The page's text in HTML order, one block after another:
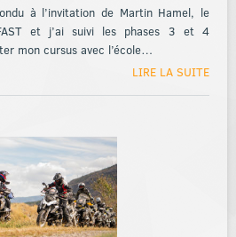
à l’invitation de Martin Hamel, le
et j’ai suivi les phases 3 et 4
mon cursus avec l’école…
LIRE LA SUITE